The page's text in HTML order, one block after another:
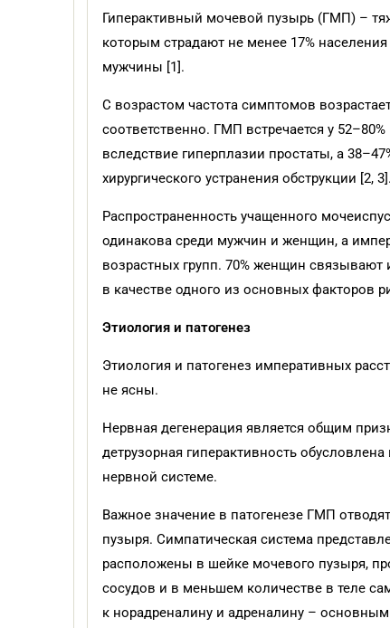
Гиперактивный мочевой пузырь (ГМП) –
которым страдают не менее 17%
мужчины [1].
С возрастом частота симптомов
соответственно. ГМП встречается у
вследствие гиперплазии простаты, а
хирургического устранения обструкции [2, 3].
Распространенность учащенного
одинакова среди мужчин и женщин, а
возрастных групп. 70% женщин связывают
в качестве одного из основных факторов
Этиология и патогенез
Этиология и патогенез императивных
не ясны.
Нервная дегенерация является общим
детрузорная гиперактивность
нервной системе.
Важное значение в патогенезе ГМП
пузыря. Симпатическая система
расположены в шейке мочевого пузыря,
сосудов и в меньшем количестве в теле
к норадреналину и адреналину –